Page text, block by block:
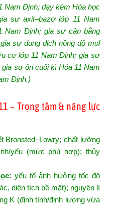
Nam Định; dạy kèm Hóa học
sư axit–bazơ lớp 11 Nam
Nam Định; gia sư cân bằng
sư dung dịch nồng độ mol
cơ lớp 11 Nam Định; gia sư
sư ôn cuối kì Hóa 11 Nam
Định.)
– Trọng tâm & năng lực
Bronsted–Lowry; chất lưỡng
yếu (mức phù hợp); thủy
yếu tố ảnh hưởng tốc độ
diện tích bề mặt); nguyên lí
K (định tính/định lượng vừa